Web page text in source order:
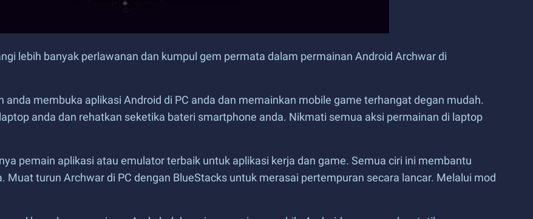
lebih banyak perlawanan dan kumpul gem permata dalam permainan Android Archwar di
membuka aplikasi Android di PC anda dan memainkan mobile game terhangat degan mudah.
anda dan rehatkan seketika bateri smartphone anda. Nikmati semua aksi permainan di laptop
pemain aplikasi atau emulator terbaik untuk aplikasi kerja dan game. Semua ciri ini membantu
turun Archwar di PC dengan BlueStacks untuk merasai pertempuran secara lancar. Melalui mod